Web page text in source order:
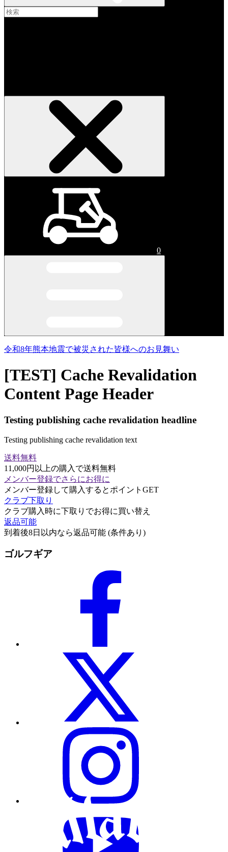
0
令和8年熊本地震で被災された皆様へのお見舞い
[TEST] Cache Revalidation
Content Page Header
Testing publishing cache revalidation headline
Testing publishing cache revalidation text
送料無料
11,000円以上の購入で送料無料
メンバー登録でさらにお得に
メンバー登録して購入するとポイントGET
クラブ下取り
クラブ購入時に下取りでお得に買い替え
返品可能
到着後8日以内なら返品可能 (条件あり)
ゴルフギア